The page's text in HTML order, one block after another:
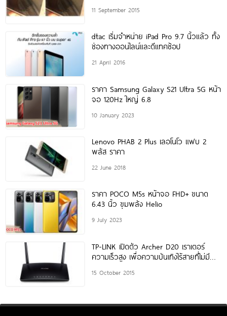
11 September 2015
dtac เริ่มจำหน่าย iPad Pro 9.7 นิ้วแล้ว ทั้ง
ช่องทางออนไลน์และดีแทคช้อป
21 April 2016
ราคา Samsung Galaxy S21 Ultra 5G หน้า
จอ 120Hz ใหญ่ 6.8
10 January 2023
Lenovo PHAB 2 Plus เลอโนโว แฟบ 2
พลัส ราคา
22 June 2018
ราคา POCO M5s หน้าจอ FHD+ ขนาด
6.43 นิ้ว ขุมพลัง Helio
9 July 2023
TP-LINK เปิดตัว Archer D20 เราเตอร์
ความเร็วสูง เพื่อความบันเทิงไร้สายที่ไม่มี
15 October 2015